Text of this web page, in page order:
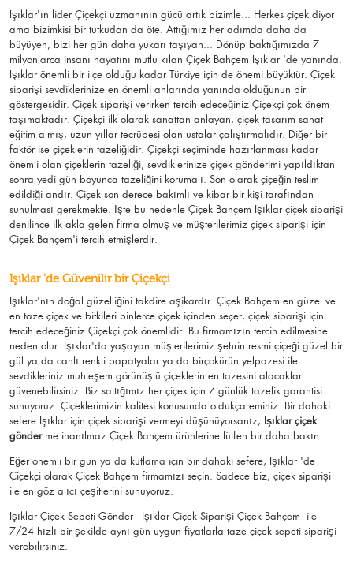
Işıklar'ın lider Çiçekçi uzmanının gücü artık bizimle... Herkes çiçek diyor
ama bizimkisi bir tutkudan da öte. Attığımız her adımda daha da
büyüyen, bizi her gün daha yukarı taşıyan... Dönüp baktığımızda 7
milyonlarca insanı hayatını mutlu kılan Çiçek Bahçem Işıklar 'de yanında.
Işıklar önemli bir ilçe olduğu kadar Türkiye için de önemi büyüktür. Çiçek
siparişi sevdiklerinize en önemli anlarında yanında olduğunun bir
göstergesidir. Çiçek siparişi verirken tercih edeceğiniz Çiçekçi çok önem
taşımaktadır. Çiçekçi ilk olarak sanattan anlayan, çiçek tasarım sanat
eğitim almış, uzun yıllar tecrübesi olan ustalar çalıştırmalıdır. Diğer bir
faktör ise çiçeklerin tazeliğidir. Çiçekçi seçiminde hazırlanması kadar
önemli olan çiçeklerin tazeliği, sevdiklerinize çiçek gönderimi yapıldıktan
sonra yedi gün boyunca tazeliğini korumalı. Son olarak çiçeğin teslim
edildiği andır. Çiçek son derece bakımlı ve kibar bir kişi tarafından
sunulması gerekmekte. İşte bu nedenle Çiçek Bahçem Işıklar çiçek siparişi
denilince ilk akla gelen firma olmuş ve müşterilerimiz çiçek siparişi için
Çiçek Bahçem'i tercih etmişlerdir.
Işıklar 'de Güvenilir bir Çiçekçi
Işıklar'nın doğal güzelliğini takdire aşikardır. Çiçek Bahçem en güzel ve
en taze çiçek ve bitkileri binlerce çiçek içinden seçer, çiçek siparişi için
tercih edeceğiniz Çiçekçi çok önemlidir. Bu firmamızın tercih edilmesine
neden olur. Işıklar'da yaşayan müşterilerimiz şehrin resmi çiçeği güzel bir
gül ya da canlı renkli papatyalar ya da birçokürün yelpazesi ile
sevdikleriniz muhteşem görünüşlü çiçeklerin en tazesini alacaklar
güvenebilirsiniz. Biz sattığımız her çiçek için 7 günlük tazelik garantisi
sunuyoruz. Çiçeklerimizin kalitesi konusunda oldukça eminiz. Bir dahaki
sefere Işıklar için çiçek siparişi vermeyi düşünüyorsanız, Işıklar çiçek
gönderme inanılmaz Çiçek Bahçem ürünlerine lütfen bir daha bakın.
Eğer önemli bir gün ya da kutlama için bir dahaki sefere, Işıklar 'de
Çiçekçi olarak Çiçek Bahçem firmamızı seçin. Sadece biz, çiçek siparişi
ile en göz alıcı çeşitlerini sunuyoruz.
Işıklar Çiçek Sepeti Gönder - Işıklar Çiçek Siparişi Çiçek Bahçem ile
7/24 hızlı bir şekilde aynı gün uygun fiyatlarla taze çiçek sepeti siparişi
verebilirsiniz.